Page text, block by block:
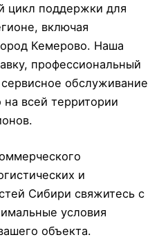
цикл поддержки для
включая
Кемерово. Наша
профессиональный
обслуживание
всей территории
и
Сибири свяжитесь с
условия
объекта.